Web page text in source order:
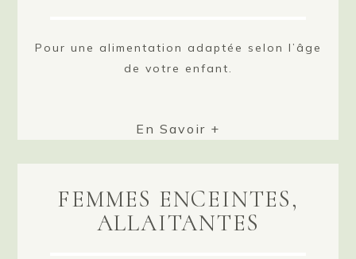
Pour une alimentation adaptée selon l’âge
de votre enfant.
En Savoir +
FEMMES ENCEINTES,
ALLAITANTES